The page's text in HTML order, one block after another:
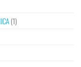
(1)